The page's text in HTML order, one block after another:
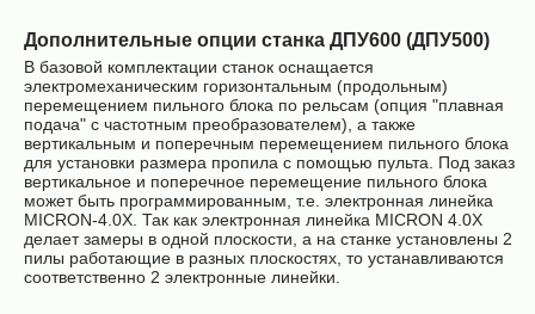
Дополнительные опции станка ДПУ600 (ДПУ500)
В базовой комплектации станок оснащается
электромеханическим горизонтальным (продольным)
перемещением пильного блока по рельсам (опция "плавная
подача" с частотным преобразователем), а также
вертикальным и поперечным перемещением пильного блока
для установки размера пропила с помощью пульта. Под заказ
вертикальное и поперечное перемещение пильного блока
может быть программированным, т.е. электронная линейка
MICRON-4.0X. Так как электронная линейка MICRON 4.0X
делает замеры в одной плоскости, а на станке установлены 2
пилы работающие в разных плоскостях, то устанавливаются
соответственно 2 электронные линейки.